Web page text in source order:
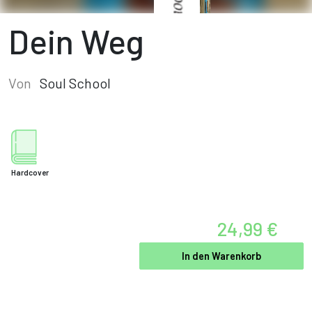
Dein Weg
Von Soul School
Hardcover
24,99 €
In den Warenkorb